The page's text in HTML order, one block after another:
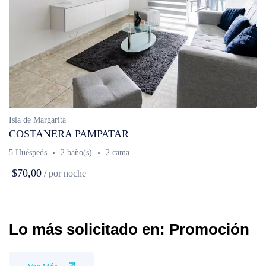
Isla de Margarita
COSTANERA PAMPATAR
5 Huéspeds 2 baño(s) 2 cama
$70,00 / por noche
Lo más solicitado en: Promoción